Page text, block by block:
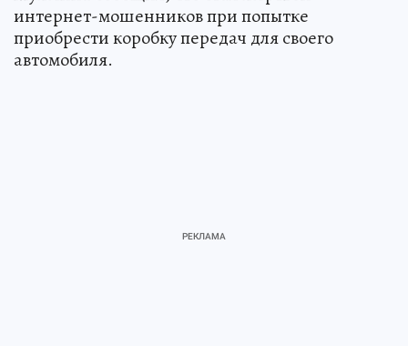
интернет-мошенников при попытке
приобрести коробку передач для своего
автомобиля.